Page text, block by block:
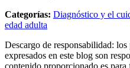
Categorías: Diagnóstico y el
edad adulta
Descargo de responsabilidad:
expresados en este blog son
contenido proporcionado es